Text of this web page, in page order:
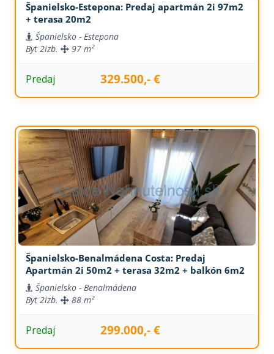
Španielsko-Estepona: Predaj apartmán 2i 97m2
+ terasa 20m2
Španielsko - Estepona
Byt 2izb. 97 m²
Predaj 329.500,- €
Španielsko-Benalmádena Costa: Predaj
Apartmán 2i 50m2 + terasa 32m2 + balkón 6m2
Španielsko - Benalmádena
Byt 2izb. 88 m²
Predaj 299.000,- €